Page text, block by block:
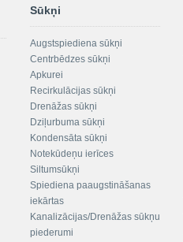
Sūkņi
Augstspiediena sūkņi
Centrbēdzes sūkņi
Apkurei
Recirkulācijas sūkņi
Drenāžas sūkņi
Dziļurbuma sūkņi
Kondensāta sūkņi
Notekūdeņu ierīces
Siltumsūkņi
Spiediena paaugstināšanas
iekārtas
Kanalizācijas/Drenāžas sūkņu
piederumi